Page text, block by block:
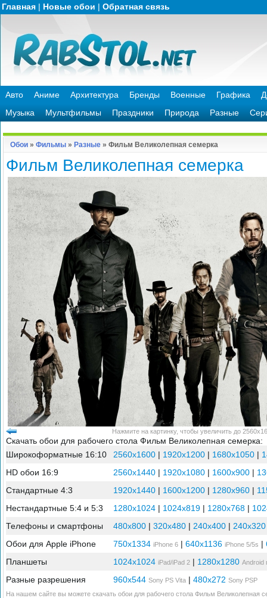
Главная | Новые обои | Обратная связь
Авто Аниме Архитектура Бренды Военные Графика
Музыка
Мультфильмы Праздники Природа Разные
Обои » Фильмы » Разные » Фильм Великолепная семерка
Фильм Великолепная семерка
Нажмите на картинку, чтобы увеличить до
Скачать обои для рабочего стола Фильм Великолепная семерка:
Широкоформатные 16:10
2560x1600 | 1920x1200 | 1680x1050 |
HD обои 16:9
2560x1440 | 1920x1080 | 1600x900 |
Стандартные 4:3
1920x1440 | 1600x1200 | 1280x960 |
Нестандартные 5:4 и 5:3
1280x1024 | 1024x819 | 1280x768 |
Телефоны и смартфоны
480x800 | 320x480 | 240x400 | 240x320
Обои для Apple iPhone
750x1334 iPhone 6 | 640x1136 iPhone 5/5s |
Планшеты
1024x1024 iPad/iPad 2 | 1280x1280 Android
Разные разрешения 960x544 Sony PS Vita | 480x272 Sony PSP
На нашем сайте вы можете скачать обои для рабочего стола Фильм Великолепная